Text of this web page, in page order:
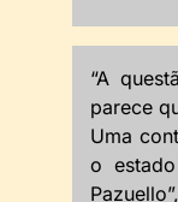
“A
parece
Uma
o